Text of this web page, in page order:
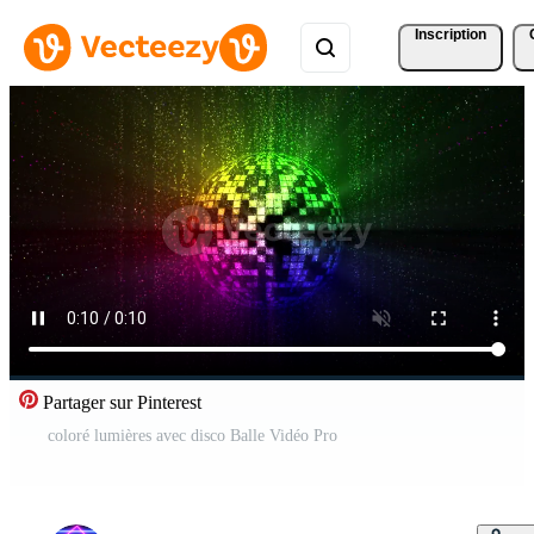
Inscription
Partager sur Pinterest
coloré lumières avec disco Balle Vidéo Pro